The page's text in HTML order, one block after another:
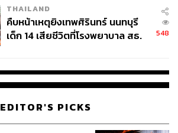
THAILAND
คืบหน้าเหตุยิงเทพศิรินทร์ นนทบุรี
เด็ก 14 เสียชีวิตที่โรงพยาบาล สธ.
548
EDITOR'S PICKS